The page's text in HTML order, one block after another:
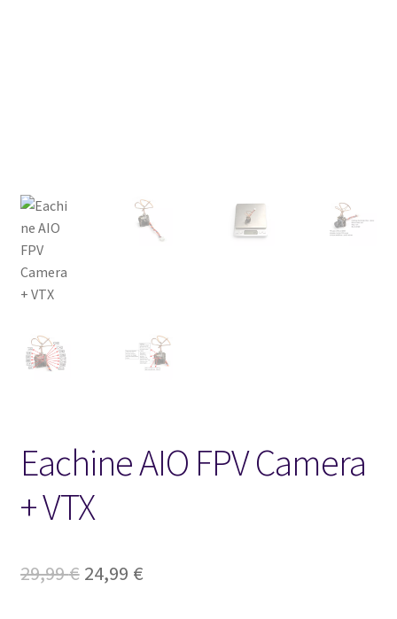
Kassa
Toimitusehdot
Yhteystiedot
Eachine AIO FPV Camera
+ VTX
29,99€ Alkuperäinen
24,99 €Nykyinen